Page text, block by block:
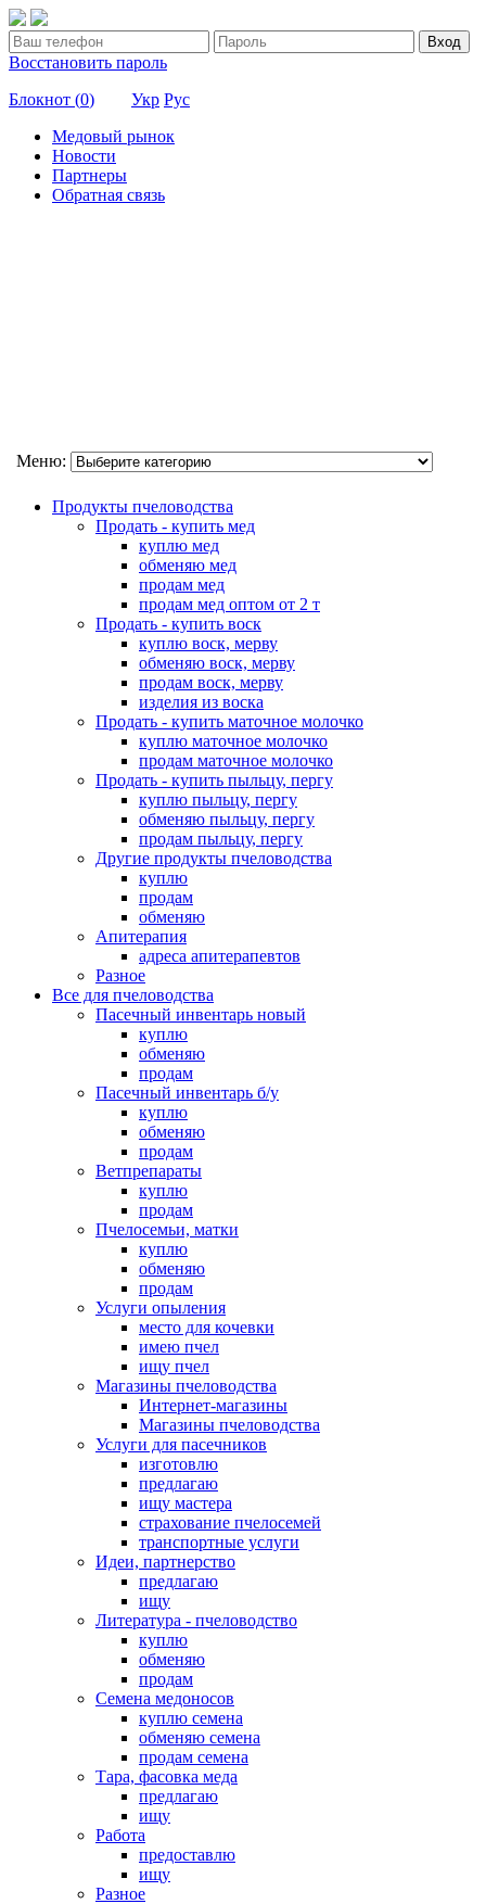
Вход
Восстановить пароль
Блокнот (0) Укр Рус
Медовый рынок
Новости
Партнеры
Обратная связь
Меню:
Продукты пчеловодства
Продать - купить мед
куплю мед
обменяю мед
продам мед
продам мед оптом от 2 т
Продать - купить воск
куплю воск, мерву
обменяю воск, мерву
продам воск, мерву
изделия из воска
Продать - купить маточное молочко
куплю маточное молочко
продам маточное молочко
Продать - купить пыльцу, пергу
куплю пыльцу, пергу
обменяю пыльцу, пергу
продам пыльцу, пергу
Другие продукты пчеловодства
куплю
продам
обменяю
Апитерапия
адреса апитерапевтов
Разное
Все для пчеловодства
Пасечный инвентарь новый
куплю
обменяю
продам
Пасечный инвентарь б/у
куплю
обменяю
продам
Ветпрепараты
куплю
продам
Пчелосемьи, матки
куплю
обменяю
продам
Услуги опыления
место для кочевки
имею пчел
ищу пчел
Магазины пчеловодства
Интернет-магазины
Магазины пчеловодства
Услуги для пасечников
изготовлю
предлагаю
ищу мастера
страхование пчелосемей
транспортные услуги
Идеи, партнерство
предлагаю
ищу
Литература - пчеловодство
куплю
обменяю
продам
Семена медоносов
куплю семена
обменяю семена
продам семена
Тара, фасовка меда
предлагаю
ищу
Работа
предоставлю
ищу
Разное